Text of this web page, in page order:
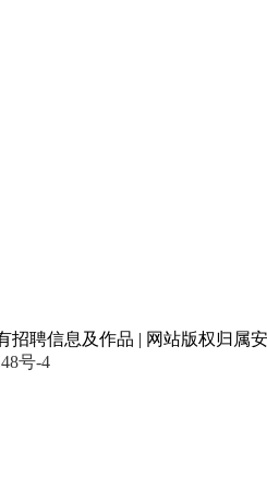
聘信息及作品 | 网站版权归属
号-4